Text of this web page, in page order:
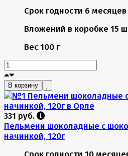
Срок годности 6 месяцев
Вложений в коробке 15
Вес 100 г
В корзину
331 руб.
Пельмени шоколадные с
начинкой, 120г
Срок годности 10